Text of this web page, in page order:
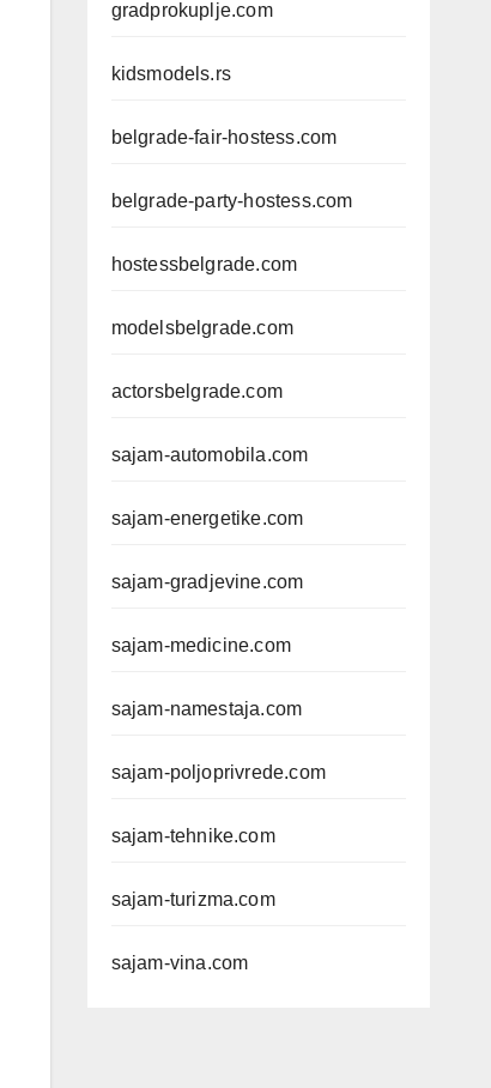
gradprokuplje.com
kidsmodels.rs
belgrade-fair-hostess.com
belgrade-party-hostess.com
hostessbelgrade.com
modelsbelgrade.com
actorsbelgrade.com
sajam-automobila.com
sajam-energetike.com
sajam-gradjevine.com
sajam-medicine.com
sajam-namestaja.com
sajam-poljoprivrede.com
sajam-tehnike.com
sajam-turizma.com
sajam-vina.com